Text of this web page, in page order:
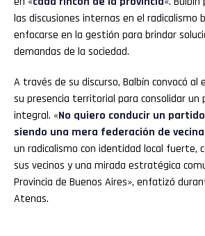
las discusiones internas en el radicalismo
enfocarse en la gestión para brindar
demandas de la sociedad.
A través de su discurso, Balbín convocó al
su presencia territorial para consolidar un
integral. «No quiero conducir un
siendo una mera federación de
un radicalismo con identidad local fuerte,
sus vecinos y una mirada estratégica
Provincia de Buenos Aires», enfatizó
Atenas.